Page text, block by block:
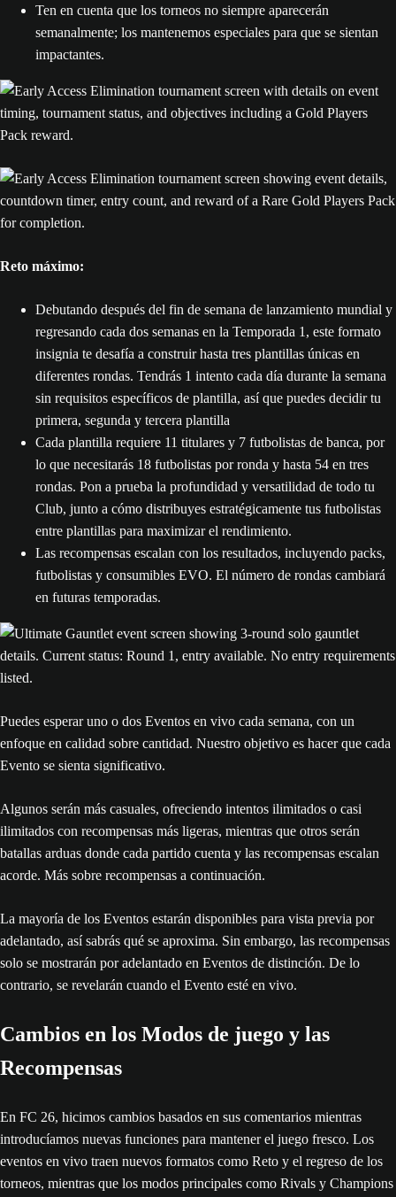
Ten en cuenta que los torneos no siempre aparecerán
semanalmente; los mantenemos especiales para que se sientan
impactantes.
Reto máximo:
Debutando después del fin de semana de lanzamiento mundial y
regresando cada dos semanas en la Temporada 1, este formato
insignia te desafía a construir hasta tres plantillas únicas en
diferentes rondas. Tendrás 1 intento cada día durante la semana
sin requisitos específicos de plantilla, así que puedes decidir tu
primera, segunda y tercera plantilla
Cada plantilla requiere 11 titulares y 7 futbolistas de banca, por
lo que necesitarás 18 futbolistas por ronda y hasta 54 en tres
rondas. Pon a prueba la profundidad y versatilidad de todo tu
Club, junto a cómo distribuyes estratégicamente tus futbolistas
entre plantillas para maximizar el rendimiento.
Las recompensas escalan con los resultados, incluyendo packs,
futbolistas y consumibles EVO. El número de rondas cambiará
en futuras temporadas.
Puedes esperar uno o dos Eventos en vivo cada semana, con un
enfoque en calidad sobre cantidad. Nuestro objetivo es hacer que cada
Evento se sienta significativo.
Algunos serán más casuales, ofreciendo intentos ilimitados o casi
ilimitados con recompensas más ligeras, mientras que otros serán
batallas arduas donde cada partido cuenta y las recompensas escalan
acorde. Más sobre recompensas a continuación.
La mayoría de los Eventos estarán disponibles para vista previa por
adelantado, así sabrás qué se aproxima. Sin embargo, las recompensas
solo se mostrarán por adelantado en Eventos de distinción. De lo
contrario, se revelarán cuando el Evento esté en vivo.
Cambios en los Modos de juego y las
Recompensas
En FC 26, hicimos cambios basados en sus comentarios mientras
introducíamos nuevas funciones para mantener el juego fresco. Los
eventos en vivo traen nuevos formatos como Reto y el regreso de los
torneos, mientras que los modos principales como Rivals y Champions